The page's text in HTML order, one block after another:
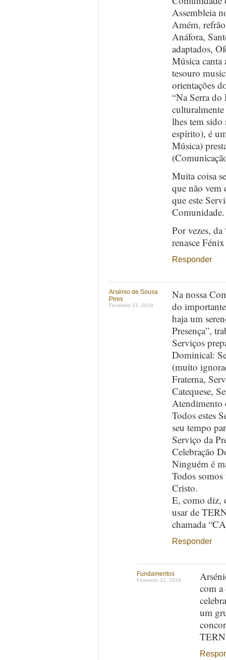
Assembleia
Amém,
Anáfora,
adaptados,
Música canta
tesouro
orientações
“Na Serra do
lhes tem sido
espírito), é
Música)
Muita coisa
que não vem
que este
Comunidade.
Por vezes,
renasce
Responder
Arsénio de Sousa
Pires
Fevereiro 21, 2018
Na nossa
do
haja um
Presença”,
Serviços
Dominical:
(muito
Fraterna,
Catequese,
Atendimento
Todos estes
seu tempo
Serviço da
Celebração
Ninguém é
Todos
Cristo.
E, como diz,
usar de
chamada
Responder
Fundamentos
Fevereiro 21, 2018
com a
um